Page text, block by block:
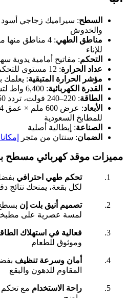
السطح: سيراميك زجاجي أسود
والخدوش
مناطق الطهي
: 4 مناطق
للإناء
التحكم: مفاتيح أمامية يدوية
عداد الحرارة: 12 مستوى للتحكم الدقيق في الطهي
مؤشر الحرارة المتبقية: يعلمك
القدرة الكهربائية: 6,400 واط لتسخين سريع وفعال
الطاقة: 220–240 فولت، تردد 50–60 هرتز
الأبعاد
للمطابخ السعودية
الصناعة: إيطالية أصلية
الضمان: سنتان من متجر
مميزات موقد كهربائي مسطح
تحكم طهي احترافي
لكل بقعة، يمنحك نتائج
تصميم أنيق بلت إن
لمسة عصرية على
فعالية في استهلاك
وموثوق للطعام
أمان وسرعة تنظيف
المقاوم للدهون والبقع
راحة الاستخدام مع